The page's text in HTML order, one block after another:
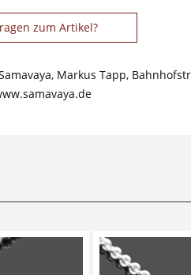
zum Artikel?
Markus Tapp,